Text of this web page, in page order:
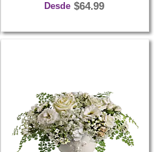
Desde $64.99